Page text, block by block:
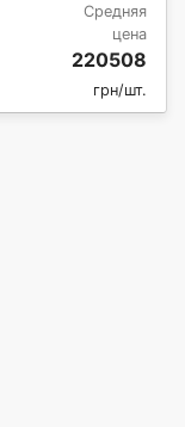
Средняя
цена
220508
грн/шт.